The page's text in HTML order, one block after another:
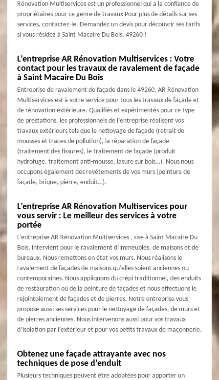
Rénovation Multiservices est un professionnel qui a la confiance de
propriétaires pour ce genre de travaux Pour plus de détails sur ses
services, contactez-le. Demandez un devis pour découvrir ses tarifs
si vous résidez à Saint Macaire Du Bois, 49260 !
L’entreprise AR Rénovation Multiservices : Votre
contact pour les travaux de ravalement de façade
à Saint Macaire Du Bois
Entreprise de ravalement de façade dans le 49260, AR Rénovation
Multiservices est à votre service pour tous les travaux de façade et
de rénovation extérieure. Qualifiés et expérimentés pour ce type
de prestations, les professionnels de l’entreprise réalisent vos
travaux extérieurs tels que le nettoyage de façade (retrait de
mousses et traces de pollution), la réparation de façade
(traitement des fissures), le traitement de façade (produit
hydrofuge, traitement anti-mousse, lasure sur bois…). Nous nous
occupons également des revêtements de vos murs (peinture de
façade, brique, pierre, enduit…).
L’entreprise AR Rénovation Multiservices pour
vous servir : Le meilleur des services à votre
portée
L’entreprise AR Rénovation Multiservices , sise à Saint Macaire Du
Bois, intervient pour le ravalement d’immeubles, de maisons et de
bureaux. Nous remettons en état vos murs. Nous réalisons le
ravalement de façades de maisons qu’elles soient anciennes ou
contemporaines. Nous appliquons du crépi traditionnel, des enduits
de restauration ou de la peinture de façades et nous effectuons le
rejointoiement de façades et de pierres. Notre entreprise vous
propose aussi ses services pour le nettoyage de façades, de murs et
de pierres anciennes. Nous intervenons aussi pour vos travaux
d’isolation par l’extérieur et pour vos petits travaux de maçonnerie.
Obtenez une façade attrayante avec nos
techniques de pose d’enduit
Plusieurs techniques peuvent être adoptées pour apporter un